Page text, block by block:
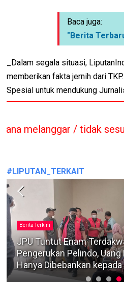
Baca juga:
"Berita
_Dalam segala situasi,
memberikan fakta jernih dari
Spesial untuk mendukung
sesuai dengan
#LIPUTAN_TERKAIT
Berita Terkini
Nama Advokat AR asal
Persidangan Gazalba
Keterlibatan, KPK Harus